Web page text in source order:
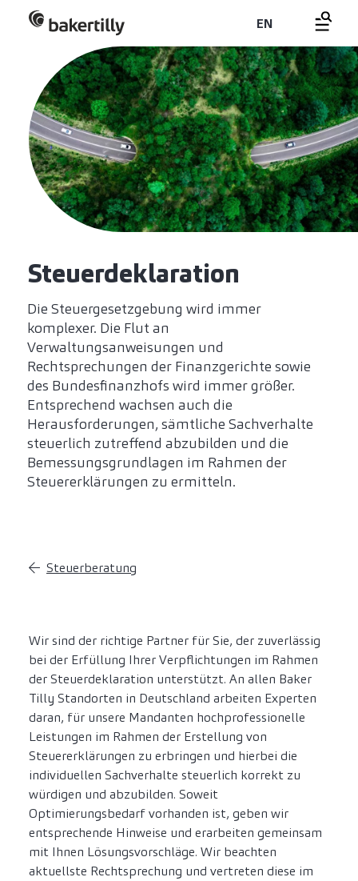
EN
Steuerdeklaration
Die Steuergesetzgebung wird immer
komplexer. Die Flut an
Verwaltungsanweisungen und
Rechtsprechungen der Finanzgerichte sowie
des Bundesfinanzhofs wird immer größer.
Entsprechend wachsen auch die
Herausforderungen, sämtliche Sachverhalte
steuerlich zutreffend abzubilden und die
Bemessungsgrundlagen im Rahmen der
Steuererklärungen zu ermitteln.
Steuerberatung
Wir sind der richtige Partner für Sie, der zuverlässig
bei der Erfüllung Ihrer Verpflichtungen im Rahmen
der Steuerdeklaration unterstützt. An allen Baker
Tilly Standorten in Deutschland arbeiten Experten
daran, für unsere Mandanten hochprofessionelle
Leistungen im Rahmen der Erstellung von
Steuererklärungen zu erbringen und hierbei die
individuellen Sachverhalte steuerlich korrekt zu
würdigen und abzubilden. Soweit
Optimierungsbedarf vorhanden ist, geben wir
entsprechende Hinweise und erarbeiten gemeinsam
mit Ihnen Lösungsvorschläge. Wir beachten
aktuellste Rechtsprechung und vertreten diese im